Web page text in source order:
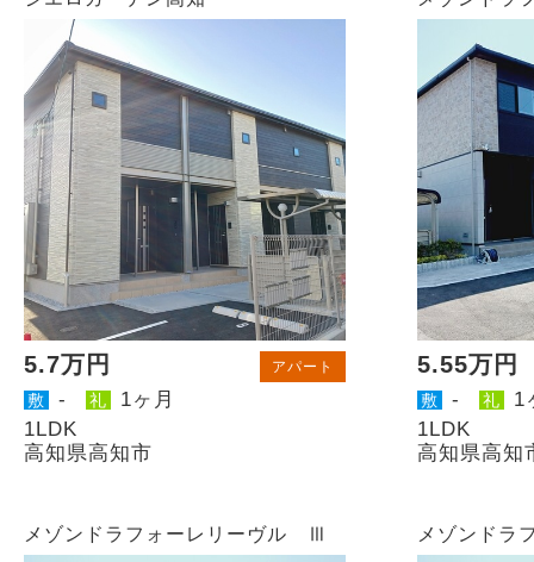
5.7万円 アパート
敷 - 礼
1ヶ月
1LDK
高知県高知市
5.55万円
敷 - 礼
1
1LDK
高知県高知
メゾンドラフォーレリーヴル Ⅲ メゾンド